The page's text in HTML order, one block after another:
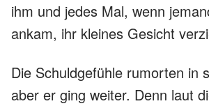
ihm und jedes Mal, wenn
ankam, ihr kleines Gesicht
Die Schuldgefühle rumorten in
aber er ging weiter. Denn laut